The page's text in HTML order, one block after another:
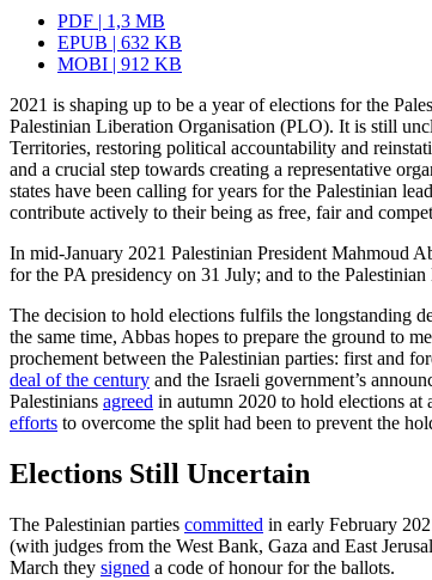
PDF | 1,3 MB
EPUB | 632 KB
MOBI | 912 KB
2021 is shaping up to be a year of elections for the
Palestinian Liberation Organisation (PLO). It is still
Terri­tories, restoring political accountability and
and a crucial step towards creating a repre­sentative
states have been calling for years for the Palestinian
contribute actively to their being as free, fair and
In mid-January 2021 Palestinian President Mahmoud
for the PA presidency on 31 July; and to the
The decision to hold elections fulfils the longstanding
the same time, Abbas hopes to prepare the ground to
prochement between the Palestinian parties: first and
deal of the century and the Israeli government’s
Palestinians agreed in autumn 2020 to hold elections at
efforts to overcome the split had been to prevent the
Elections Still Uncertain
The Palestinian parties committed in early February
(with judges from the West Bank, Gaza and East
March they signed a code of honour for the ballots.